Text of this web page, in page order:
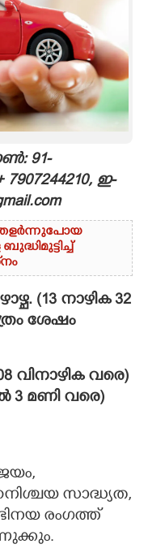
91-
7907244210, ഇ-
തളർന്നുപോയ
(13 നാഴിക 32
ശേഷം
വിനാഴിക വരെ)
3 മണി വരെ)
സാദ്ധ്യത,
രംഗത്ത്